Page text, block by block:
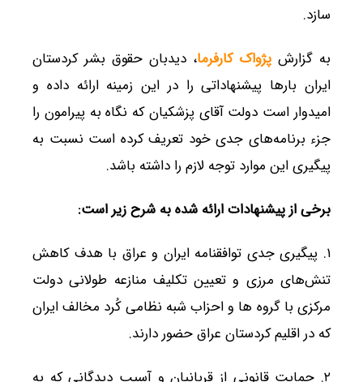
سازد.
به گزارش پژواک کارفرما، دیدبان حقوق بشر کردستان
ایران بارها پیشنهاداتی را در این زمینه ارائه داده و
امیدوار است دولت آقای پزشکیان که نگاه به پیرامون را
جزء برنامه‌های جدی خود تعریف کرده است نسبت به
پیگیری این موارد توجه لازم را داشته باشد.
برخی از پیشنهادات ارائه شده به شرح زیر است:
۱. پیگیری جدی توافقنامه ایران و عراق با هدف کاهش
تنش‌های مرزی و تعیین تکلیف منازعه طولانی دولت
مرکزی با گروه ها و احزاب شبه نظامی کُرد مخالف ایران
که در اقلیم کردستان عراق حضور دارند.
۲. حمایت قانونی از قربانیان و آسیب دیدگانی که به